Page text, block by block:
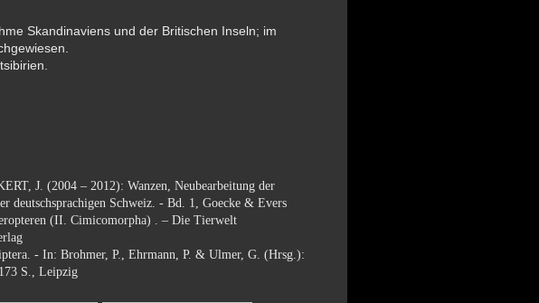
Skandinaviens und der Britischen Inseln; im
J. (2004 – 2012): Wanzen, Neubearbeitung der
deutschsprachigen Schweiz. - Bd. 1, Goecke & Evers
(II. Cimicomorpha) . – Die Tierwelt
- In: Brohmer, P., Ehrmann, P. & Ulmer, G. (Hrsg.):
S., Leipzig